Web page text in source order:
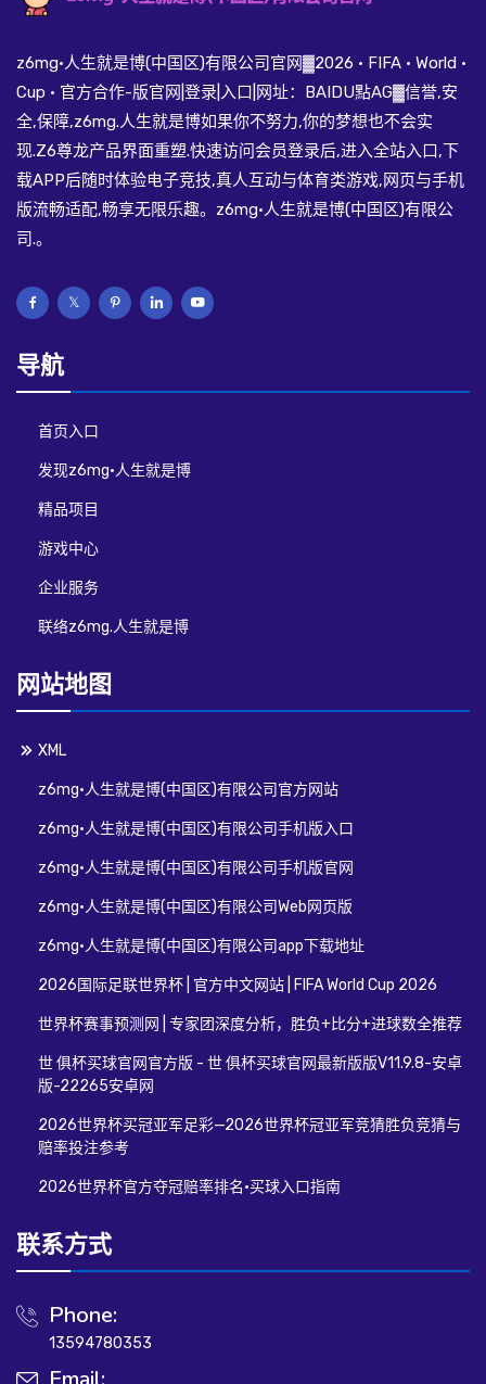
z6mg·人生就是博(中国区)有限公司官网▓2026 · FIFA · World ·
Cup · 官方合作-版官网|登录|入口|网址：BAIDU點AG▓信誉,安
全,保障,z6mg.人生就是博如果你不努力,你的梦想也不会实
现.Z6尊龙产品界面重塑.快速访问会员登录后,进入全站入口,下
载APP后随时体验电子竞技,真人互动与体育类游戏,网页与手机
版流畅适配,畅享无限乐趣。z6mg·人生就是博(中国区)有限公
司.。
导航
首页入口
发现z6mg·人生就是博
精品项目
游戏中心
企业服务
联络z6mg.人生就是博
网站地图
XML
z6mg·人生就是博(中国区)有限公司官方网站
z6mg·人生就是博(中国区)有限公司手机版入口
z6mg·人生就是博(中国区)有限公司手机版官网
z6mg·人生就是博(中国区)有限公司Web网页版
z6mg·人生就是博(中国区)有限公司app下载地址
2026国际足联世界杯 | 官方中文网站 | FIFA World Cup 2026
世界杯赛事预测网 | 专家团深度分析，胜负+比分+进球数全推荐
世 俱杯买球官网官方版 - 世 俱杯买球官网最新版版V11.9.8-安卓
版-22265安卓网
2026世界杯买冠亚军足彩—2026世界杯冠亚军竞猜胜负竞猜与
赔率投注参考
2026世界杯官方夺冠赔率排名·买球入口指南
联系方式
Phone:
13594780353